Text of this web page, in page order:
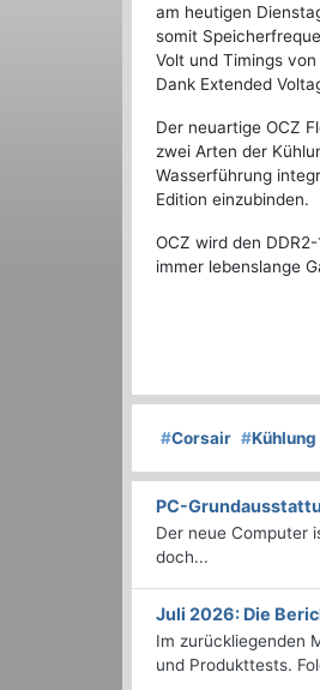
am heutigen
somit
Volt und Timings
Dank Extended
Der neuartige OCZ
zwei Arten der
Wasserführung
Edition einzubinden.
OCZ wird den
immer lebenslange
#Corsair #Kühlung
PC-
Der neue Computer
doch...
Juli 2026: Die
Im zurückliegenden
und Produkttests.